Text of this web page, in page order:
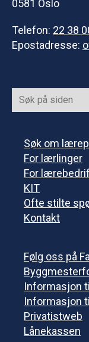
0581 Oslo
Telefon: 22 38
Epostadresse:
Søk om
For lærlinger
For
KIT
Ofte stilte
Kontakt
Følg oss på
Informasjon
Informasjon
Privatistweb
Lånekassen